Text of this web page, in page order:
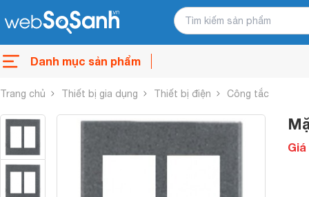
Danh mục sản phẩm
Trang chủ Thiết bị gia dụng Thiết bị điện Công tắc